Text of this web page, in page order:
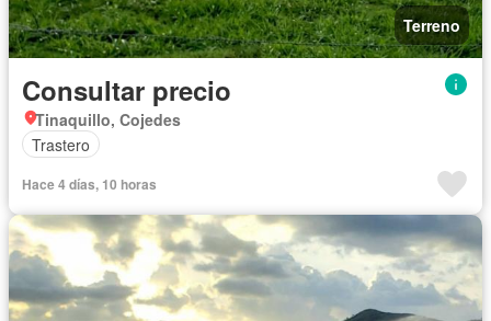
Terreno
Consultar precio
Tinaquillo, Cojedes
Trastero
Hace 4 días, 10 horas